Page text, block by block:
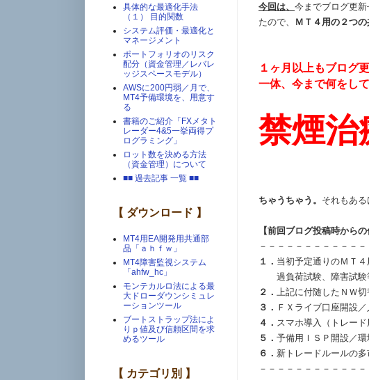
今回は、 今までブログ更新
たので、
ＭＴ４用の２つ
１ヶ月以上もブログ
一体、今まで何をし
禁煙治
ちゃうちゃう。 それもある
【前回ブログ投稿時からの
－－－－－－－－－－－
１． 当初予定通りのＭＴ
過負荷試験、障害試験
２．
上記に付随したＮＷ
３． ＦＸライブ口座開設
４． スマホ導入（トレー
５． 予備用ＩＳＰ開設／環
６． 新トレードルールの
－－－－－－－－－－－
具体的な最適化手法
（１） 目的関数
システム評価・最適化と
マネージメント
ポートフォリオのリスク
配分（資金管理／レバレ
ッジスペースモデル）
AWSに200円弱／月で、
MT4予備環境を、用意す
る
書籍のご紹介「FXメタト
レーダー4&5一挙両得プ
ログラミング」
ロット数を決める方法
（資金管理）について
■■ 過去記事 一覧 ■■
【 ダウンロード 】
MT4用EA開発用共通部
品「ａｈｆｗ」
MT4障害監視システム
「ahfw_hc」
モンテカルロ法による最
大ドローダウンシミュレ
ーションツール
ブートストラップ法によ
りｐ値及び信頼区間を求
めるツール
【 カテゴリ別 】